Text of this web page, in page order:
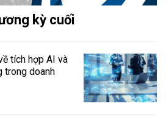
kỳ cuối
tích hợp AI và
trong doanh